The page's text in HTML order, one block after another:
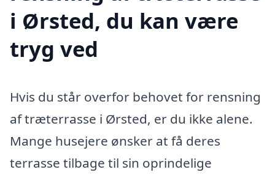
i Ørsted, du kan være
tryg ved
Hvis du står overfor behovet for rensning
af træterrasse i Ørsted, er du ikke alene.
Mange husejere ønsker at få deres
terrasse tilbage til sin oprindelige